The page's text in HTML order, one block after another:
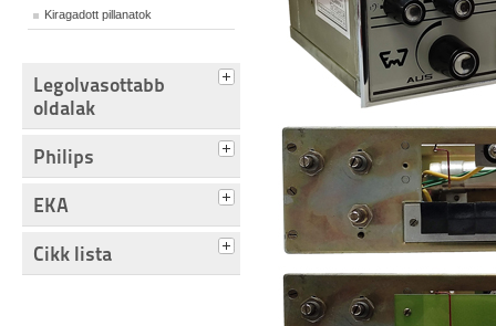
Kiragadott pillanatok
Legolvasottabb
oldalak
Philips
EKA
Cikk lista